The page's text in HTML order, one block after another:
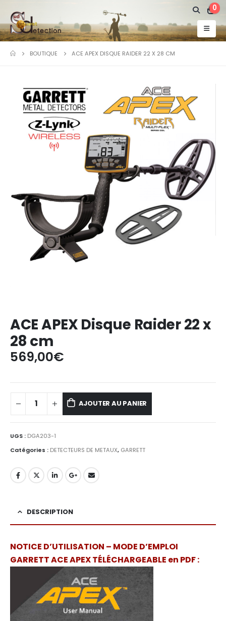
0
BOUTIQUE ACE APEX DISQUE RAIDER 22 X 28 CM
ACE APEX Disque Raider 22 x
28 cm
569,00€
AJOUTER AU PANIER
UGS : DGA203-1
Catégories : DETECTEURS DE METAUX, GARRETT
DESCRIPTION
NOTICE D’UTILISATION – MODE D’EMPLOI
GARRETT ACE APEX TÉLÉCHARGEABLE en PDF :